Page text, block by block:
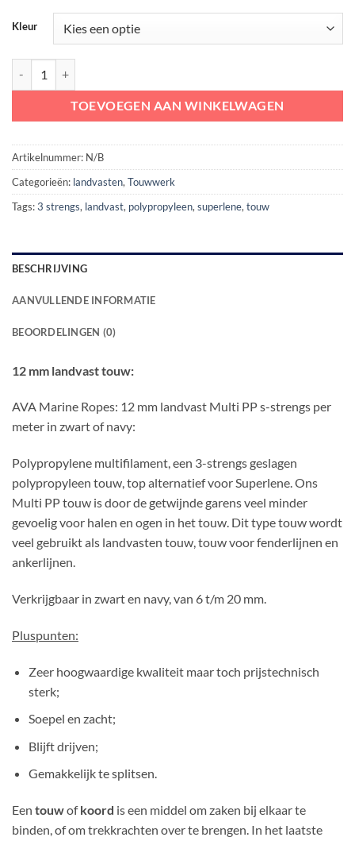
Kleur
TOEVOEGEN AAN WINKELWAGEN
Artikelnummer: N/B
Categorieën: landvasten, Touwwerk
Tags:3 strengs, landvast, polypropyleen, superlene, touw
BESCHRIJVING
AANVULLENDE INFORMATIE
BEOORDELINGEN (0)
12 mm landvast touw:
AVA Marine Ropes: 12 mm landvast Multi PP s-strengs per
meter in zwart of navy:
Polypropylene multifilament, een 3-strengs geslagen
polypropyleen touw, top alternatief voor Superlene. Ons
Multi PP touw is door de getwijnde garens veel minder
gevoelig voor halen en ogen in het touw. Dit type touw wordt
veel gebruikt als landvasten touw, touw voor fenderlijnen en
ankerlijnen.
Verkrijgbaar in zwart en navy, van 6 t/m 20 mm.
Pluspunten:
Zeer hoogwaardige kwaliteit maar toch prijstechnisch
sterk;
Soepel en zacht;
Blijft drijven;
Gemakkelijk te splitsen.
Een touwofkoord is een middel om zaken bij elkaar te
binden, of om trekkrachten over te brengen. In het laatste